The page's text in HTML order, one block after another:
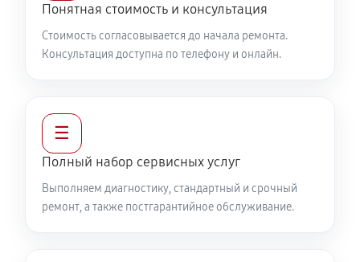
Понятная стоимость и консультация
Стоимость согласовывается до начала ремонта.
Консультация доступна по телефону и онлайн.
☰
Полный набор сервисных услуг
Выполняем диагностику, стандартный и срочный
ремонт, а также постгарантийное обслуживание.